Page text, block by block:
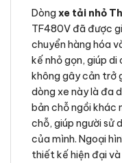
Dòng xe tải nhỏ
TF480V đã được
chuyển hàng hóa
kế nhỏ gọn, giúp
không gây cản trở
dòng xe này là đa
bản chỗ ngồi khác
chỗ, giúp người sử
của mình. Ngoại
thiết kế hiện đại